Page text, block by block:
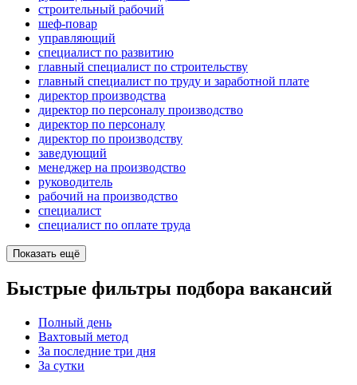
строительный рабочий
шеф-повар
управляющий
специалист по развитию
главный специалист по строительству
главный специалист по труду и заработной плате
директор производства
директор по персоналу производство
директор по персоналу
директор по производству
заведующий
менеджер на производство
руководитель
рабочий на производство
специалист
специалист по оплате труда
Показать ещё
Быстрые фильтры подбора вакансий
Полный день
Вахтовый метод
За последние три дня
За сутки